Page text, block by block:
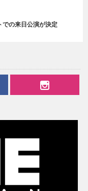
の来日公演が決定